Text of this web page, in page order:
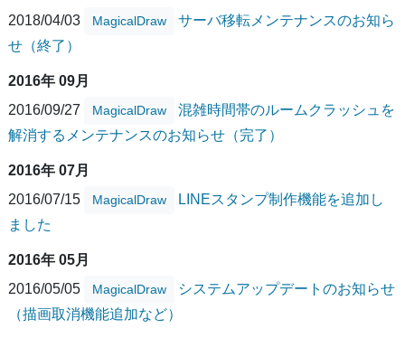
2018/04/03
MagicalDraw
サーバ移転メンテナンスのお知ら
せ（終了）
2016年 09月
2016/09/27
MagicalDraw
混雑時間帯のルームクラッシュを
解消するメンテナンスのお知らせ（完了）
2016年 07月
2016/07/15
MagicalDraw
LINEスタンプ制作機能を追加し
ました
2016年 05月
2016/05/05
MagicalDraw
システムアップデートのお知らせ
（描画取消機能追加など）